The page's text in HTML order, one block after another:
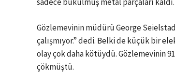
Gözlemevinin müdürü George
çalışmıyor.” dedi. Belki de küçük bir
olay çok daha kötüydü. Gözlemevinin
çökmüştü.